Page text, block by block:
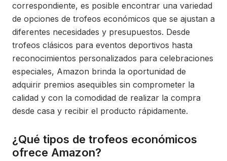
correspondiente, es posible encontrar una variedad
de opciones de trofeos económicos que se ajustan a
diferentes necesidades y presupuestos. Desde
trofeos clásicos para eventos deportivos hasta
reconocimientos personalizados para celebraciones
especiales, Amazon brinda la oportunidad de
adquirir premios asequibles sin comprometer la
calidad y con la comodidad de realizar la compra
desde casa y recibir el producto rápidamente.
¿Qué tipos de trofeos económicos
ofrece Amazon?